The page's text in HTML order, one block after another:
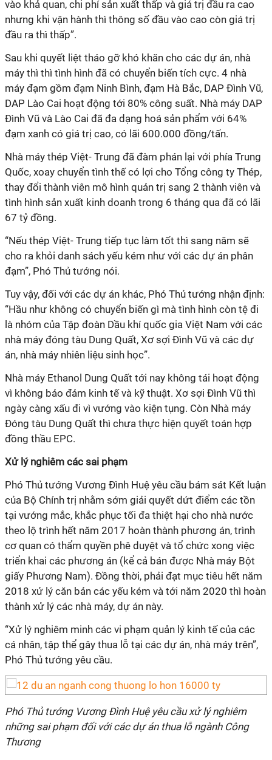
vào khả quan, chi phí sản xuất thấp và giá trị đầu ra cao
nhưng khi vận hành thì thông số đầu vào cao còn giá trị
đầu ra thì thấp”.
Sau khi quyết liệt tháo gỡ khó khăn cho các dự án, nhà
máy thì thì tình hình đã có chuyển biến tích cực. 4 nhà
máy đạm gồm đạm Ninh Bình, đạm Hà Bắc, DAP Đình Vũ,
DAP Lào Cai hoạt động tới 80% công suất. Nhà máy DAP
Đình Vũ và Lào Cai đã đa dạng hoá sản phẩm với 64%
đạm xanh có giá trị cao, có lãi 600.000 đồng/tấn.
Nhà máy thép Việt- Trung đã đàm phán lại với phía Trung
Quốc, xoay chuyển tình thế có lợi cho Tổng công ty Thép,
thay đổi thành viên mô hình quản trị sang 2 thành viên và
tình hình sản xuất kinh doanh trong 6 tháng qua đã có lãi
67 tỷ đồng.
“Nếu thép Việt- Trung tiếp tục làm tốt thì sang năm sẽ
cho ra khỏi danh sách yếu kém như với các dự án phân
đạm”, Phó Thủ tướng nói.
Tuy vậy, đối với các dự án khác, Phó Thủ tướng nhận định:
“Hầu như không có chuyển biến gì mà tình hình còn tệ đi
là nhóm của Tập đoàn Dầu khí quốc gia Việt Nam với các
nhà máy đóng tàu Dung Quất, Xơ sợi Đình Vũ và các dự
án, nhà máy nhiên liệu sinh học”.
Nhà máy Ethanol Dung Quất tới nay không tái hoạt động
vì không bảo đảm kinh tế và kỹ thuật. Xơ sợi Đình Vũ thì
ngày càng xấu đi vì vướng vào kiện tụng. Còn Nhà máy
Đóng tàu Dung Quất thì chưa thực hiện quyết toán hợp
đồng thầu EPC.
Xử lý nghiêm các sai phạm
Phó Thủ tướng Vương Đình Huệ yêu cầu bám sát Kết luận
của Bộ Chính trị nhằm sớm giải quyết dứt điểm các tồn
tại vướng mắc, khắc phục tối đa thiệt hại cho nhà nước
theo lộ trình hết năm 2017 hoàn thành phương án, trình
cơ quan có thẩm quyền phê duyệt và tổ chức xong việc
triển khai các phương án (kể cả bán được Nhà máy Bột
giấy Phương Nam). Đồng thời, phải đạt mục tiêu hết năm
2018 xử lý căn bản các yếu kém và tới năm 2020 thì hoàn
thành xử lý các nhà máy, dự án này.
“Xử lý nghiêm minh các vi phạm quản lý kinh tế của các
cá nhân, tập thể gây thua lỗ tại các dự án, nhà máy trên”,
Phó Thủ tướng yêu cầu.
Phó Thủ tướng Vương Đình Huệ yêu cầu xử lý nghiêm
những sai phạm đối với các dự án thua lỗ ngành Công
Thương